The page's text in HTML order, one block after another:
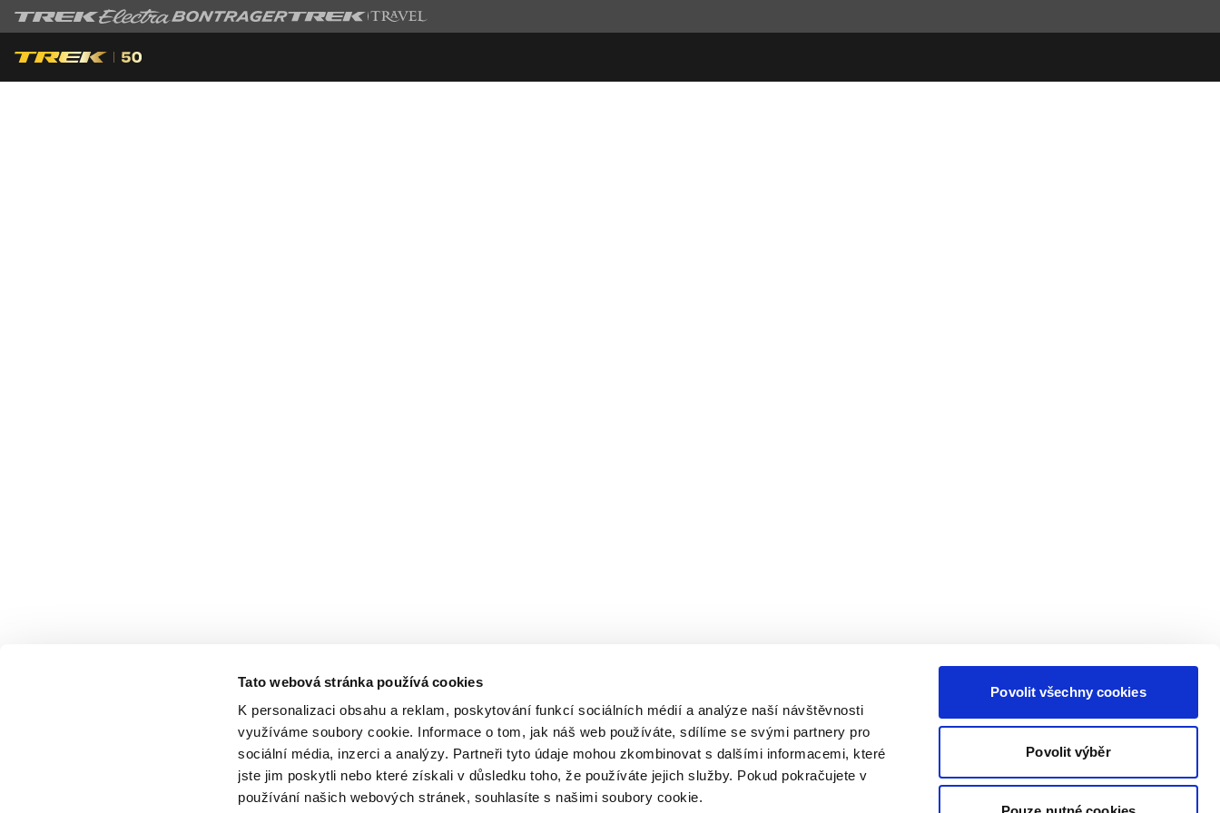
Tato webová stránka používá cookies
K personalizaci obsahu a reklam, poskytování funkcí sociálních médií a analýze naší návštěvnosti
využíváme soubory cookie. Informace o tom, jak náš web používáte, sdílíme se svými partnery pro
sociální média, inzerci a analýzy. Partneři tyto údaje mohou zkombinovat s dalšími informacemi, které
jste jim poskytli nebo které získali v důsledku toho, že používáte jejich služby. Pokud pokračujete v
používání našich webových stránek, souhlasíte s našimi soubory cookie.
Povolit všechny cookies
Povolit výběr